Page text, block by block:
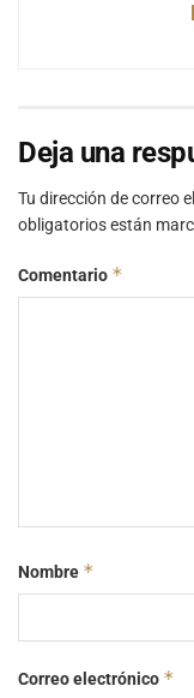
Deja una
Tu dirección de correo
obligatorios están
Comentario *
Nombre *
Correo electrónico *